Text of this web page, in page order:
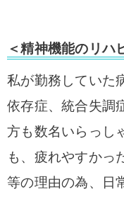
＜精神機能のリハ
私が勤務していた
依存症、統合失調
方も数名いらっし
も、疲れやすかっ
等の理由の為、日